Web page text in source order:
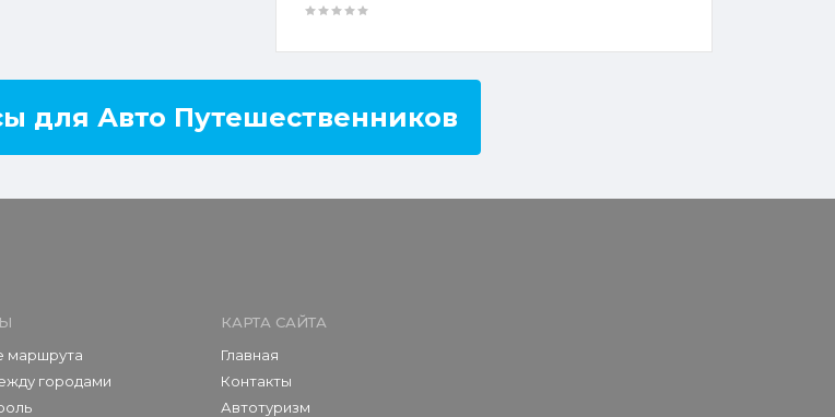
для Авто Путешественников
маршрута
городами
КАРТА САЙТА
Главная
Контакты
Автотуризм